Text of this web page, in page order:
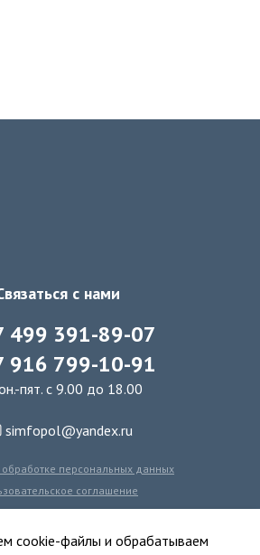
с нами
499 391-89-07
916 799-10-91
пят. с 9.00 до 18.00
simfopol@yandex.ru
персональных данных
соглашение
использования файлов cookie
cookie-файлы и обрабатываем